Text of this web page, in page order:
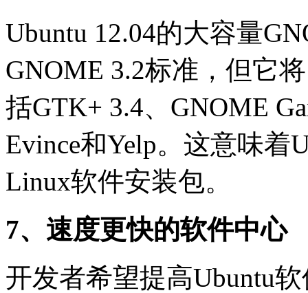
Ubuntu 12.04的大容量
GNOME 3.2标准，但它
括GTK+ 3.4、GNOME
Evince和Yelp。这意味着
Linux软件安装包。
7、速度更快的软件中心
开发者希望提高Ubuntu